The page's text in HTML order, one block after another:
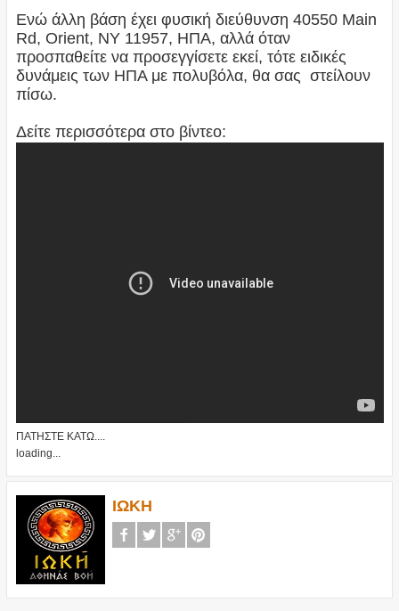
Ενώ άλλη βάση έχει φυσική διεύθυνση 40550 Main
Rd, Orient, NY 11957, ΗΠΑ, αλλά όταν
προσπαθείτε να προσεγγίσετε εκεί, τότε ειδικές
δυνάμεις των ΗΠΑ με πολυβόλα, θα σας στείλουν
πίσω.
Δείτε περισσότερα στο βίντεο:
ΠΑΤΗΣΤΕ ΚΑΤΩ....
loading...
ΙΩΚΗ